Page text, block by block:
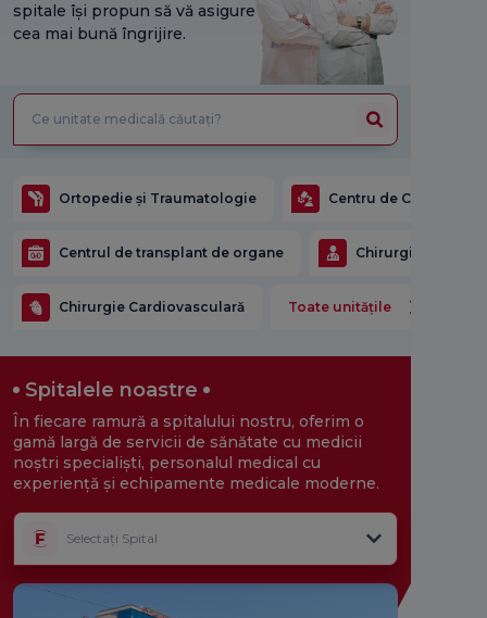
spitale își propun să vă asigure
cea mai bună îngrijire.
Ortopedie și Traumatologie Centru de Chirurgie
Centrul de transplant de organe Chirurgie generală
Chirurgie Cardiovasculară Toate unitățile
Spitalele noastre
În fiecare ramură a spitalului nostru, oferim o
gamă largă de servicii de sănătate cu medicii
noștri specialiști, personalul medical cu
experiență și echipamente medicale moderne.
Selectați Spital